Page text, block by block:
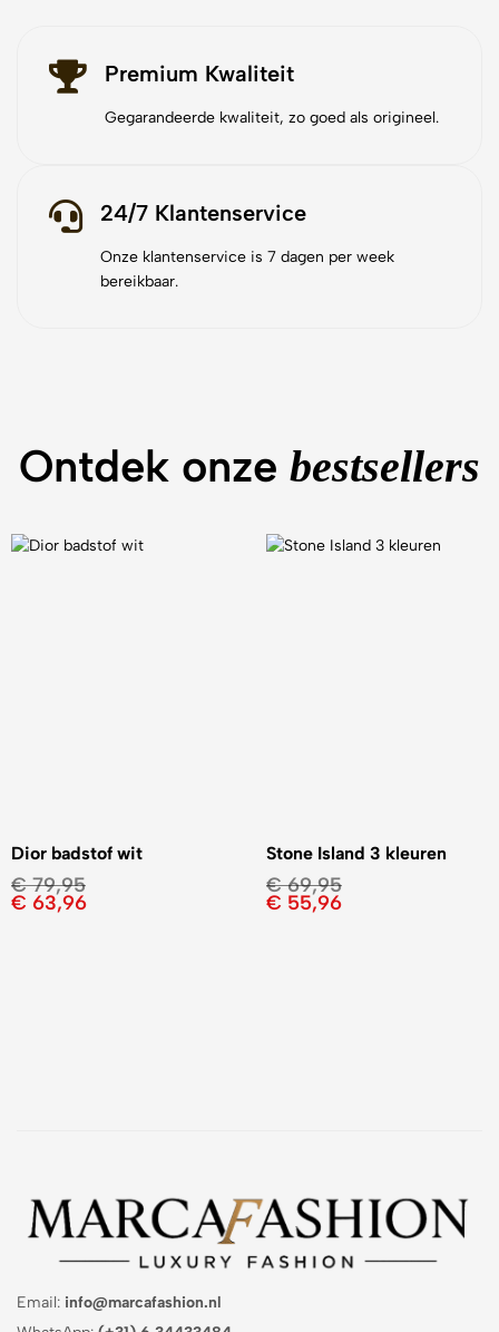
Premium Kwaliteit
Gegarandeerde kwaliteit, zo goed als origineel.
24/7 Klantenservice
Onze klantenservice is 7 dagen per week
bereikbaar.
Ontdek onze bestsellers
Dior badstof wit
€79,95
€ 63,96
Stone Island 3 kleuren
€69,95
€ 55,96
Email: info@marcafashion.nl